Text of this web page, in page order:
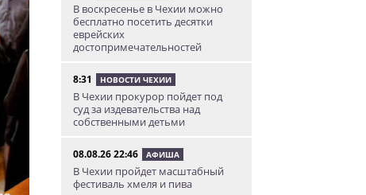
В воскресенье в Чехии можно
бесплатно посетить десятки
еврейских
достопримечательностей
8:31 НОВОСТИ ЧЕХИИ
В Чехии прокурор пойдет под
суд за издевательства над
собственными детьми
08.08.26 22:46 АФИША
В Чехии пройдет масштабный
фестиваль хмеля и пива